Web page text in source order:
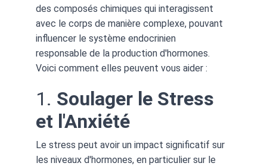
des composés chimiques qui interagissent
avec le corps de manière complexe, pouvant
influencer le système endocrinien
responsable de la production d'hormones.
Voici comment elles peuvent vous aider :
1. Soulager le Stress
et l'Anxiété
Le stress peut avoir un impact significatif sur
les niveaux d'hormones, en particulier sur le